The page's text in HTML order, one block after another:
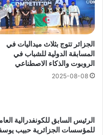
الجزائر تتوج بثلاث ميداليات في
المسابقة الدولية للشباب في
الروبوت والذكاء الاصطناعي
2025-08-08
الرئيس السابق للكونفدرالية
للمؤسسات الجزائرية حبيب